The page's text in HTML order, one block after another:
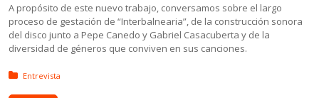
A propósito de este nuevo trabajo, conversamos sobre el largo
proceso de gestación de “Interbalnearia”, de la construcción sonora
del disco junto a Pepe Canedo y Gabriel Casacuberta y de la
diversidad de géneros que conviven en sus canciones.
Posted in:
Entrevista